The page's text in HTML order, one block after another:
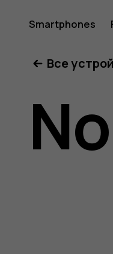
4.2
Smartphones
Все